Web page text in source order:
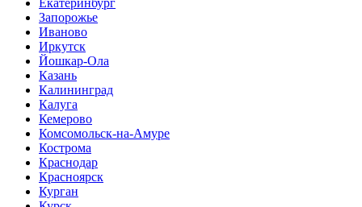
Запорожье
Иваново
Иркутск
Йошкар-Ола
Казань
Калининград
Калуга
Кемерово
Комсомольск-на-Амуре
Кострома
Краснодар
Красноярск
Курган